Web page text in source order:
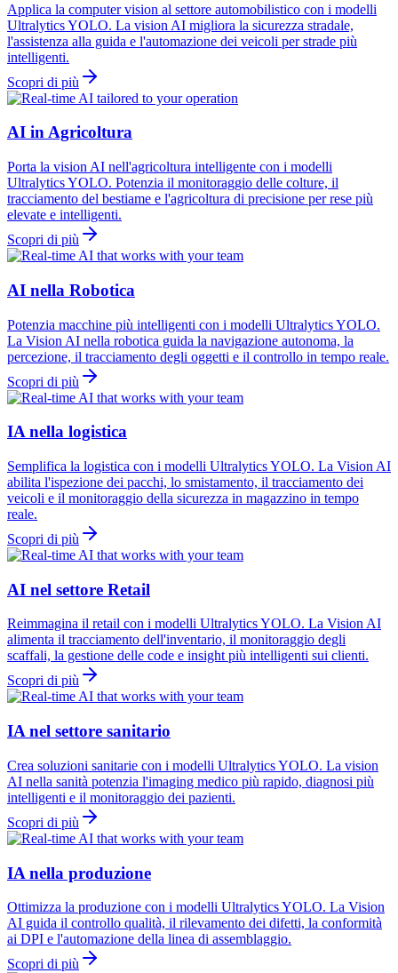
Applica la computer vision al settore automobilistico con i modelli
Ultralytics YOLO. La vision AI migliora la sicurezza stradale,
l'assistenza alla guida e l'automazione dei veicoli per strade più
intelligenti.
Scopri di più
AI in Agricoltura
Porta la vision AI nell'agricoltura intelligente con i modelli
Ultralytics YOLO. Potenzia il monitoraggio delle colture, il
tracciamento del bestiame e l'agricoltura di precisione per rese più
elevate e intelligenti.
Scopri di più
AI nella Robotica
Potenzia macchine più intelligenti con i modelli Ultralytics YOLO.
La Vision AI nella robotica guida la navigazione autonoma, la
percezione, il tracciamento degli oggetti e il controllo in tempo reale.
Scopri di più
IA nella logistica
Semplifica la logistica con i modelli Ultralytics YOLO. La Vision AI
abilita l'ispezione dei pacchi, lo smistamento, il tracciamento dei
veicoli e il monitoraggio della sicurezza in magazzino in tempo
reale.
Scopri di più
AI nel settore Retail
Reimmagina il retail con i modelli Ultralytics YOLO. La Vision AI
alimenta il tracciamento dell'inventario, il monitoraggio degli
scaffali, la gestione delle code e insight più intelligenti sui clienti.
Scopri di più
IA nel settore sanitario
Crea soluzioni sanitarie con i modelli Ultralytics YOLO. La vision
AI nella sanità potenzia l'imaging medico più rapido, diagnosi più
intelligenti e il monitoraggio dei pazienti.
Scopri di più
IA nella produzione
Ottimizza la produzione con i modelli Ultralytics YOLO. La Vision
AI guida il controllo qualità, il rilevamento dei difetti, la conformità
ai DPI e l'automazione della linea di assemblaggio.
Scopri di più